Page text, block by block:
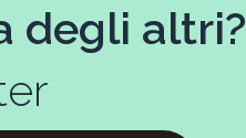
degli altri?